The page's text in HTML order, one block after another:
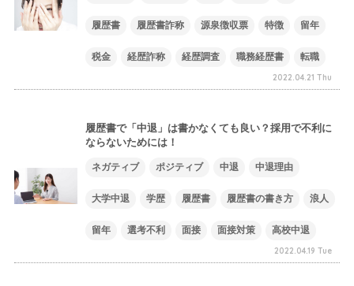
履歴書 履歴書詐称 源泉徴収票 特徴 留年
税金 経歴詐称 経歴調査 職務経歴書 転職
2022.04.21 Thu
履歴書で「中退」は書かなくても良い？採用で不利に
ならないためには！
ネガティブ ポジティブ 中退 中退理由
大学中退 学歴 履歴書 履歴書の書き方 浪人
留年 選考不利 面接 面接対策 高校中退
2022.04.19 Tue